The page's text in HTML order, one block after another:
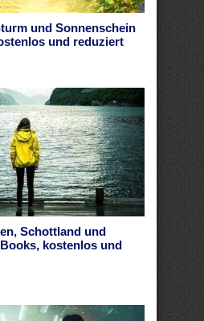
und Sonnenschein
und reduziert
Schottland und
kostenlos und